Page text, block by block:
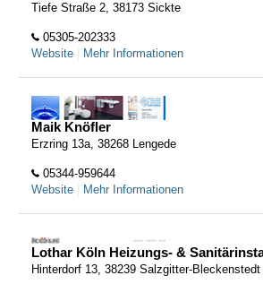
Tiefe Straße 2, 38173 Sickte
05305-202333
Website
Mehr Informationen
Maik Knöfler
Erzring 13a, 38268 Lengede
05344-959644
Website
Mehr Informationen
Lothar Köln Heizungs- &
Hinterdorf 13, 38239 Salzgitter-Bleckenstedt